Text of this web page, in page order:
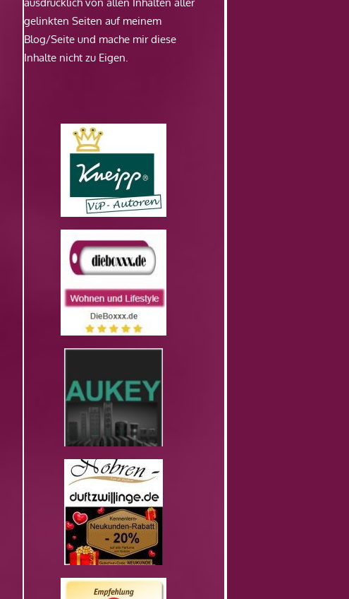
gelinkten Seiten auf meinem
Blog/Seite und mache mir diese
Inhalte nicht zu Eigen.